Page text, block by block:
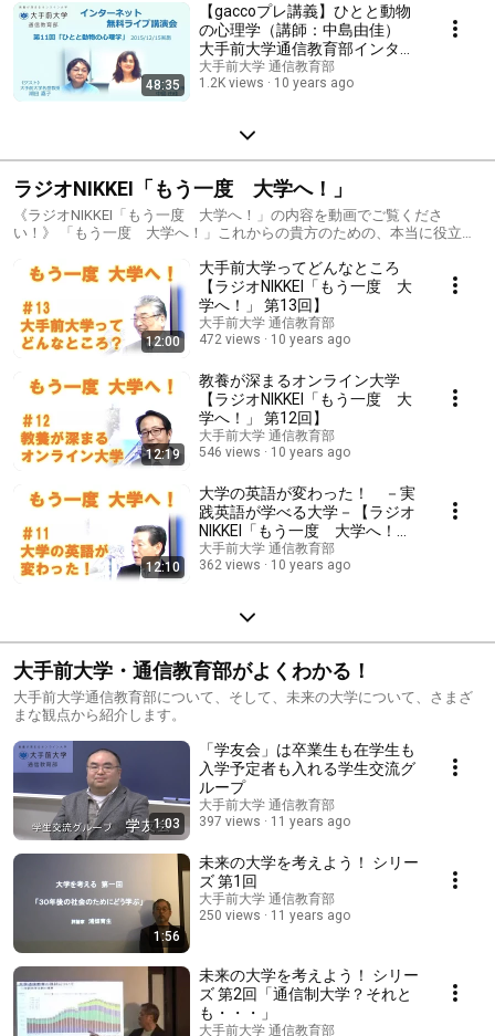
48:35
【gaccoプレ講義】ひとと動物
の心理学（講師：中島由佳）
大手前大学通信教育部インター
ネット無料ライブ講演会
大手前大学 通信教育部
1.2K views
10 years ago
ラジオNIKKEI「もう一度 大学へ！」
《ラジオNIKKEI「もう一度 大学へ！」の内容を動画でご覧くださ
い！》 「もう一度 大学へ！」これからの貴方のための、本当に役立つ
お聞きの皆様が、インターネットを利用した学び（eラーニング）で、い
つでも、どこでも、一人一人に合わせたタイミングで、限りなく自由に
学べる時代です。 この番組には、これからの貴方の人生が、もっと豊か
で幸せなものになる様に、新しい何かを掴んでもらえるきっかけになれ
ばいいなぁ…と、そんな願いがぎっしりと詰まっています。たっぷりお
楽しみください！
12:00
大手前大学ってどんなところ
【ラジオNIKKEI「もう一度 大
学へ！」 第13回】
大手前大学 通信教育部
472 views
10 years ago
12:19
教養が深まるオンライン大学
【ラジオNIKKEI「もう一度 大
学へ！」 第12回】
大手前大学 通信教育部
546 views
10 years ago
12:10
大学の英語が変わった！ －実
践英語が学べる大学－【ラジオ
NIKKEI「もう一度 大学へ！」
第11回】
大手前大学 通信教育部
362 views
10 years ago
大手前大学・通信教育部がよくわかる！
大手前大学通信教育部について、そして、未来の大学について、さまざ
まな観点から紹介します。
1:03
「学友会」は卒業生も在学生も
入学予定者も入れる学生交流グ
ループ
大手前大学 通信教育部
397 views
11 years ago
1:56
未来の大学を考えよう！ シリー
ズ 第1回
大手前大学 通信教育部
250 views
11 years ago
未来の大学を考えよう！ シリー
ズ 第2回「通信制大学？それと
も・・・」
大手前大学 通信教育部